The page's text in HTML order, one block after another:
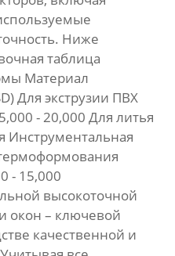
Ниже
таблица
Материал
Для экструзии ПВХ
- 20,000 Для литья
- 15,000
высокоточной
окон – ключевой
качественной и